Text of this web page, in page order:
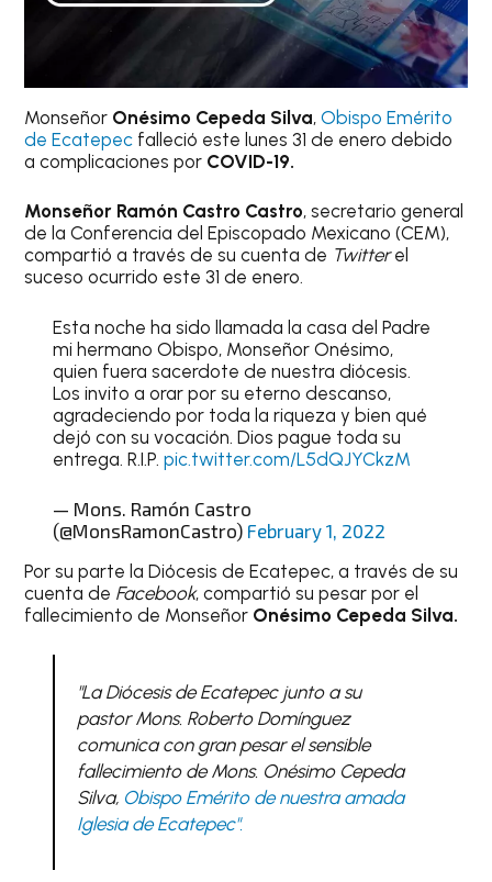
Monseñor Onésimo Cepeda Silva,Obispo Emérito
de Ecatepec falleció este lunes 31 de enero debido
a complicaciones por COVID-19.
Monseñor Ramón Castro Castro, secretario general
de la Conferencia del Episcopado Mexicano (CEM),
compartió a través de su cuenta de Twitterel
suceso ocurrido este 31 de enero.
Esta noche ha sido llamada la casa del Padre
mi hermano Obispo, Monseñor Onésimo,
quien fuera sacerdote de nuestra diócesis.
Los invito a orar por su eterno descanso,
agradeciendo por toda la riqueza y bien qué
dejó con su vocación. Dios pague toda su
entrega. R.I.P. pic.twitter.com/L5dQJYCkzM
— Mons. Ramón Castro
(@MonsRamonCastro) February 1, 2022
Por su parte la Diócesis de Ecatepec, a través de su
cuenta de Facebook, compartió su pesar por el
fallecimiento de Monseñor Onésimo Cepeda Silva.
"La Diócesis de Ecatepec junto a su
pastor Mons. Roberto Domínguez
comunica con gran pesar el sensible
fallecimiento de Mons. Onésimo Cepeda
Silva, Obispo Emérito de nuestra amada
Iglesia de Ecatepec".